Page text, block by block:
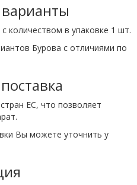
количеством в упаковке 1 шт.
Бурова с отличиями по
ЕС, что позволяет
Вы можете уточнить у